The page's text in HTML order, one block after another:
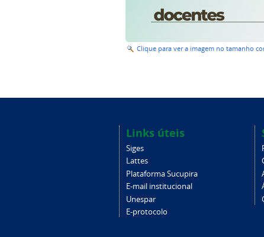
Clique para ver a imagem no tamanho
Links úteis
Siges
Lattes
Plataforma Sucupira
E-mail institucional
Unespar
E-protocolo